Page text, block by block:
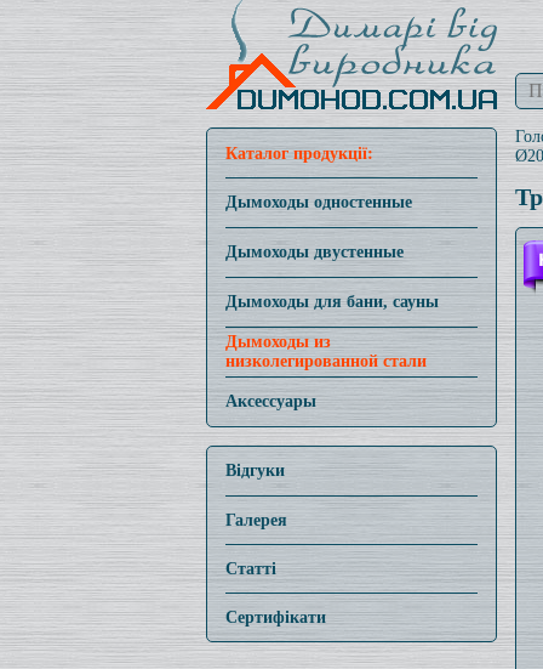
Каталог продукції:
Дымоходы одностенные
Дымоходы двустенные
Дымоходы для бани, сауны
Дымоходы из
низколегированной стали
Аксессуары
Відгуки
Галерея
Статті
Сертифікати